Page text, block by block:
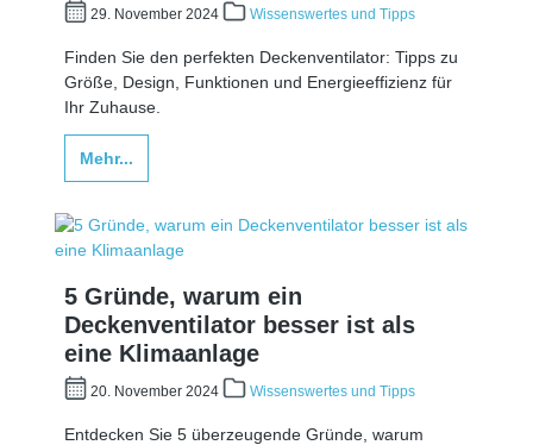
29. November 2024 Wissenswertes und Tipps
Finden Sie den perfekten Deckenventilator: Tipps zu
Größe, Design, Funktionen und Energieeffizienz für
Ihr Zuhause.
Mehr...
5 Gründe, warum ein
Deckenventilator besser ist als
eine Klimaanlage
20. November 2024 Wissenswertes und Tipps
Entdecken Sie 5 überzeugende Gründe, warum